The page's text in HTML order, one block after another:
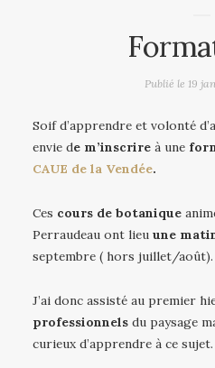
Publié le 19
Soif d’apprendre et volonté
envie de m’inscrire à une
CAUE de la Vendée.
Ces cours de botanique
Perraudeau ont lieu une
septembre ( hors juillet/août).
J’ai donc assisté au premier
professionnels du paysage
curieux d’apprendre à ce sujet.